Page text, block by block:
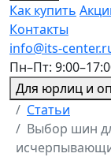
Как купить
Контакты
info@its-
Пн–Пт:
Для юрлиц и
Главная
Статьи
Выбор шин